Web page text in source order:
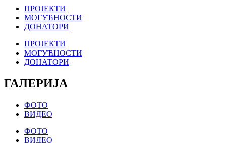
ПРОЈЕКТИ
МОГУЋНОСТИ
ДОНАТОРИ
ПРОЈЕКТИ
МОГУЋНОСТИ
ДОНАТОРИ
ГАЛЕРИЈА
ФОТО
ВИДЕО
ФОТО
ВИДЕО